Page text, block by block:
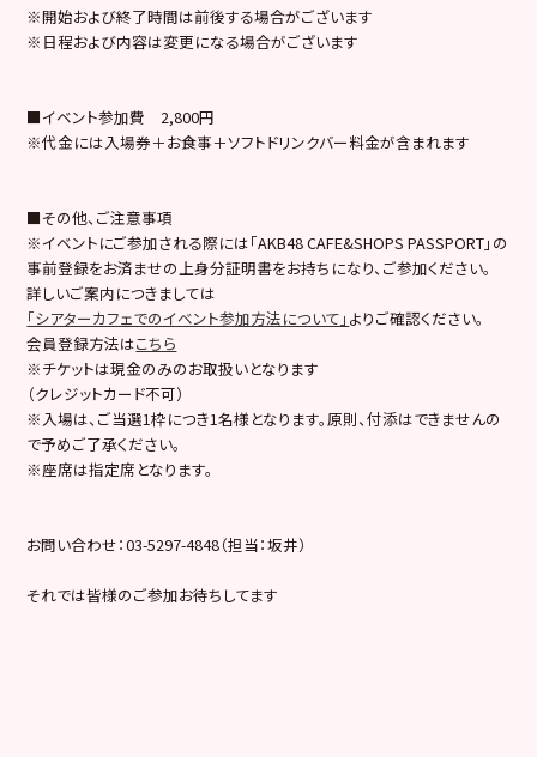
※開始および終了時間は前後する場合がございます
※日程および内容は変更になる場合がございます
■イベント参加費 2,800円
※代金には入場券＋お食事＋ソフトドリンクバー料金が含まれます
■その他、ご注意事項
※イベントにご参加される際には「AKB48 CAFE&SHOPS PASSPORT」の
事前登録をお済ませの上身分証明書をお持ちになり、ご参加ください。
詳しいご案内につきましては
「シアターカフェでのイベント参加方法について」 よりご確認ください。
会員登録方法はこちら
※チケットは現金のみのお取扱いとなります
（クレジットカード不可）
※入場は、ご当選1枠につき1名様となります。原則、付添はできませんの
で予めご了承ください。
※座席は指定席となります。
お問い合わせ：03-5297-4848（担当：坂井）
それでは皆様のご参加お待ちしてます